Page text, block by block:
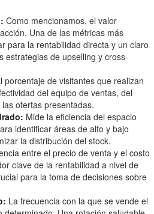
Como mencionamos, el valor
Una de las métricas más
para la rentabilidad directa y un claro
estrategias de upselling y cross-
porcentaje de visitantes que realizan
del equipo de ventas, del
ofertas presentadas.
Mide la eficiencia del espacio
identificar áreas de alto y bajo
la distribución del stock.
entre el precio de venta y el costo
clave de la rentabilidad a nivel de
para la toma de decisiones sobre
La frecuencia con la que se vende el